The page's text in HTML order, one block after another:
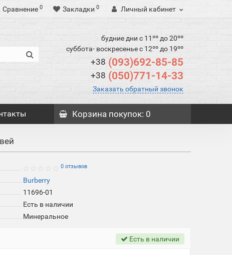
Сравнение 0 Закладки 0 Личный кабинет
будние дни с 11ºº до 20ºº
суббота- воскресенье с 12ºº до 19ºº
+38 (093)692-85-85
+38 (050)771-14-33
Заказать обратный звонок
Корзина покупок: 0
0 отзывов
Burberry
11696-01
Есть в наличии
Минеральное
Есть в наличии